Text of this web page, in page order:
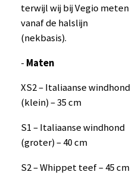
terwijl wij bij Vegio meten
vanaf de halslijn
(nekbasis).
- Maten
XS2 – Italiaanse windhond
(klein) – 35 cm
S1 – Italiaanse windhond
(groter) – 40 cm
S2 – Whippet teef – 45 cm